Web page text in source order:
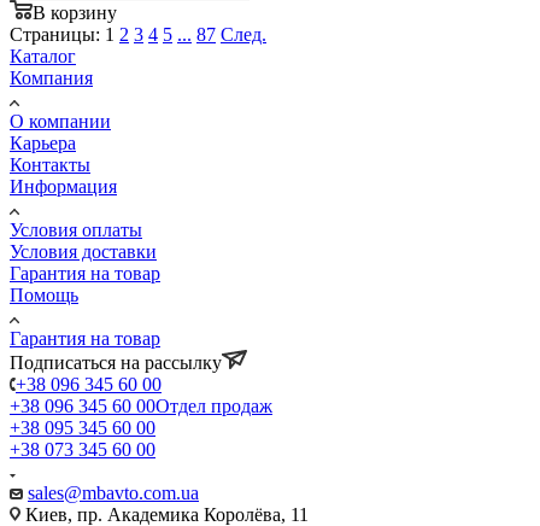
В корзину
Страницы: 1 2 3 4 5 ... 87 След.
Каталог
Компания
О компании
Карьера
Контакты
Информация
Условия оплаты
Условия доставки
Гарантия на товар
Помощь
Гарантия на товар
Подписаться на рассылку
+38 096 345 60 00
+38 096 345 60 00Отдел продаж
+38 095 345 60 00
+38 073 345 60 00
sales@mbavto.com.ua
Киев, пр. Академика Королёва, 11